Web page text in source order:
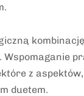
Wspomaganie
z
duetem.